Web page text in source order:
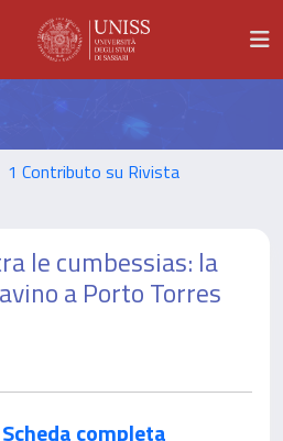
1 Contributo su Rivista
le cumbessias: la
a Porto Torres
Scheda completa